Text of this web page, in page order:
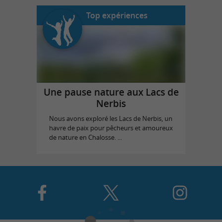
Top expériences
Une pause nature aux Lacs de
Nerbis
Nous avons exploré les Lacs de Nerbis, un
havre de paix pour pêcheurs et amoureux
de nature en Chalosse. ...